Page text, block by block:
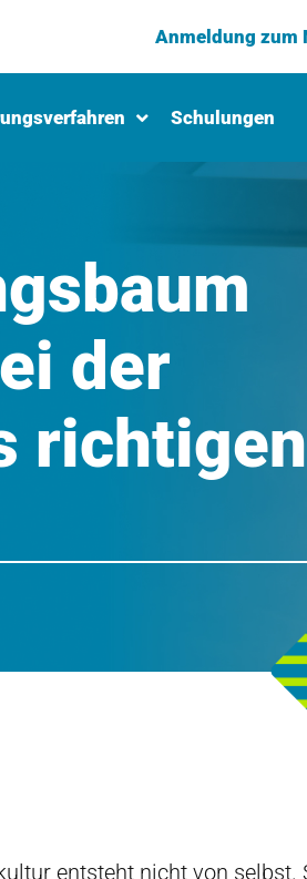
Anmeldung zum
Schulungen
der
richtigen
entsteht nicht von